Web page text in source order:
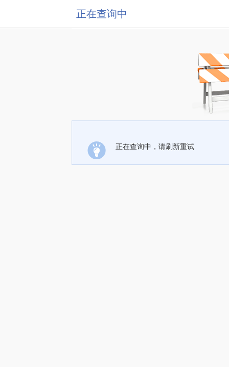
正在查询中
正在查询中，请刷新重试